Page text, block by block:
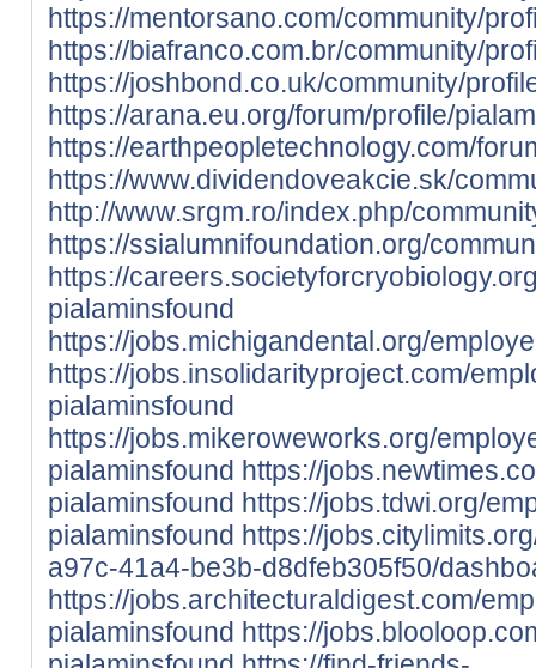
https://mentorsano.com/community/
https://biafranco.com.br/community/
https://joshbond.co.uk/community/
https://arana.eu.org/forum/profile/
https://earthpeopletechnology.com/
https://www.dividendoveakcie.sk/
http://www.srgm.ro/index.php/
https://ssialumnifoundation.org/
https://
pialaminsfound
https://jobs.michigandental.org/
https://jobs.insolidarityproject.com/
pialaminsfound
https://jobs.mikeroweworks.org/
pialaminsfound https://
pialaminsfound https://jobs.tdwi.org/
pialaminsfound https://
a97c-41a4-be3b-d8dfeb305f50/
https://jobs.architecturaldigest.com/
pialaminsfound https://